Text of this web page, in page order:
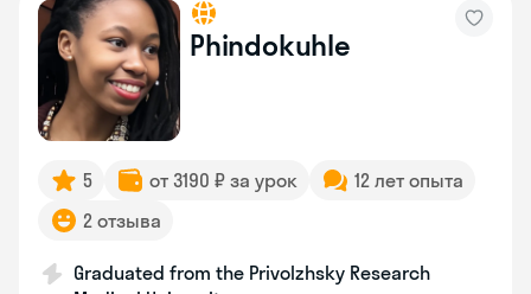
Phindokuhle
5 от 3190 ₽ за урок
12 лет опыта
2 отзыва
Graduated from the Privolzhsky Research